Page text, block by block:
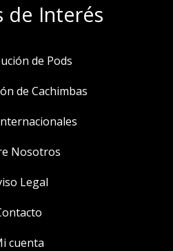
de Interés
de Pods
de Cachimbas
Nosotros
Legal
cuenta